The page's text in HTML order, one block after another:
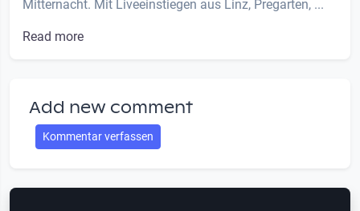
Mitternacht. Mit Liveeinstiegen aus Linz, Pregarten, ...
Read more
Add new comment
Kommentar verfassen